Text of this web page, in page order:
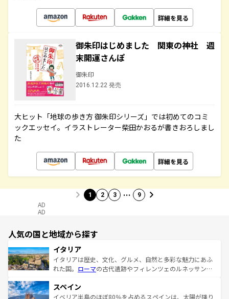
詳細を見る
御朱印はじめました 関東の神社 週
末開運さんぽ
御朱印
2016.12.22 発売
大ヒット「地球の歩き方 御朱印シリーズ」では初めてのコミ
ックエッセイ。イラストレーター柴田かおるが書きおろしまし
た
詳細を見る
1 2 3 … 9
AD
AD
人気の国と地域から探す
イタリア
イタリアは歴史、文化、グルメ、自然と多彩な魅力にあふ
れた国。 ローマの古代遺跡やフィレンツェのルネッサンス
ろん、トスカーナの美しい田園風景やアマルフィ海岸の絶
景など、自然景観も見逃せない。観光の合間には、本場の
スペイン
イベリア半島のほぼ80％を占めるスペインは、太陽が降り